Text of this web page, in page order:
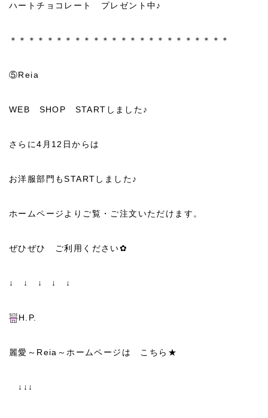
ハートチョコレート プレゼント中♪
＊＊＊＊＊＊＊＊＊＊＊＊＊＊＊＊＊＊＊＊＊＊＊＊
⑤Reia
WEB SHOP STARTしました♪
さらに4月12日からは
お洋服部門もSTARTしました♪
ホームページよりご覧・ご注文いただけます。
ぜひぜひ ご利用ください✿
↓ ↓ ↓ ↓ ↓
H.P.
麗愛～Reia～ホームページは こちら★
↓↓↓